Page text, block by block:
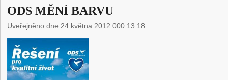
ODS MĚNÍ BARVU
Uveřejněno dne 24 května 2012 000 13:18